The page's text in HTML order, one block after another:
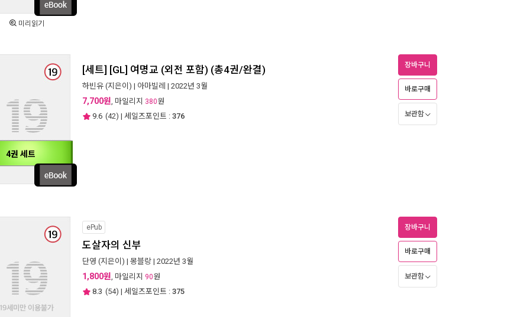
미리읽기
4권 세트
[세트] [GL] 여명교 (외전 포함) (총4권/완결)
하빈유 (지은이) | 아마빌레 | 2022년 3월
7,700원, 마일리지 380원
9.6 (42) | 세일즈포인트 : 376
장바구니
바로구매
보관함
ePub
도살자의 신부
단영 (지은이) | 몽블랑 | 2022년 3월
1,800원, 마일리지 90원
8.3 (54) | 세일즈포인트 : 375
장바구니
바로구매
보관함